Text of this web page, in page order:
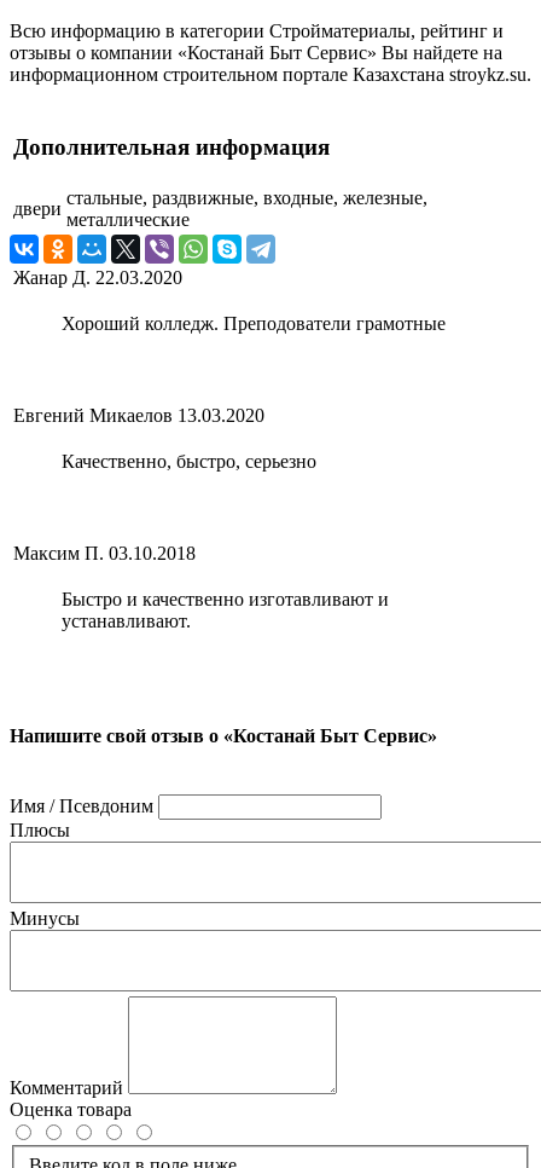
Всю информацию в категории Стройматериалы, рейтинг и
отзывы о компании «Костанай Быт Сервис» Вы найдете на
информационном строительном портале Казахстана stroykz.su.
Дополнительная информация
двери
стальные, раздвижные, входные, железные,
металлические
Жанар Д. 22.03.2020
Хороший колледж. Преподователи грамотные
Евгений Микаелов 13.03.2020
Качественно, быстро, серьезно
Максим П. 03.10.2018
Быстро и качественно изготавливают и
устанавливают.
Напишите свой отзыв о «Костанай Быт Сервис»
Имя / Псевдоним
Плюсы
Минусы
Комментарий
Оценка товара